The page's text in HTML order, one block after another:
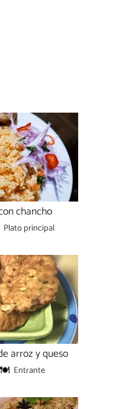
chancho
Plato principal
arroz y queso
Entrante